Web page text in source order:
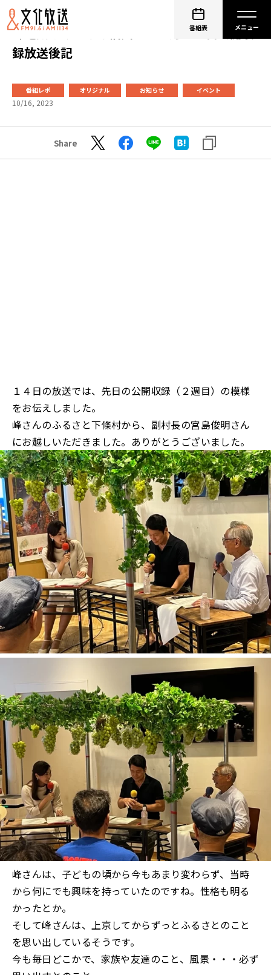
番組表
峰竜太とみんなの信州 １０月１４日公開収
録放送後記
番組レポ オリジナル お知らせ イベント
10/16, 2023
Share
１４日の放送では、先日の公開収録（２週目）の模様
をお伝えしました。
峰さんのふるさと下條村から、副村長の宮島俊明さん
にお越しいただきました。ありがとうございました。
峰さんは、子どもの頃から今もあまり変わらず、当時
から何にでも興味を持っていたのですね。性格も明る
かったとか。
そして峰さんは、上京してからずっとふるさとのこと
を思い出しているそうです。
今も毎日どこかで、家族や友達のこと、風景・・・必ず